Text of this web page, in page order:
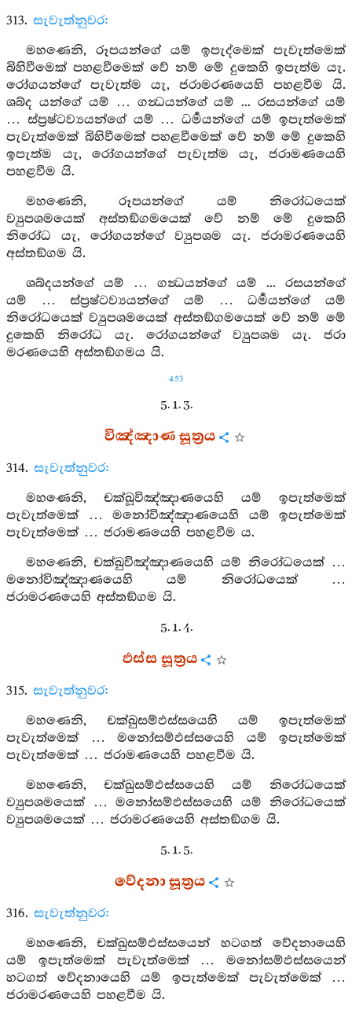
313. සැවැත්නුවර:
මහණෙනි, රූපයන්ගේ යම් ඉපැද්මෙක් පැවැත්මෙක්
බිහිවීමෙක් පහළවීමෙක් වේ නම් මේ දුකෙහි ඉපැත්ම යැ.
රෝගයන්ගේ පැවැත්ම යැ, ජරාමරණයෙහි පහළවීම යි.
ශබ්ද යන්ගේ යම් … ගන්‍ධයන්ගේ යම් ... රසයන්ගේ යම්
… ස්ප්‍රෂ්ටව්‍යයන්ගේ යම් … ධර්‍මයන්ගේ යම් ඉපැත්මෙක්
පැවැත්මෙක් බිහිවීමෙක් පහළවීමෙක් වේ නම් මේ දුකෙහි
ඉපැත්ම යැ, රෝගයන්ගේ පැවැත්ම යැ, ජරාමණයෙහි
පහළවීම යි.
මහණෙනි, රූපයන්ගේ යම් නිරෝධයෙක්
ව්‍යුපශමයෙක් අස්තඞ්ගමයෙක් වේ නම් මේ දුකෙහි
නිරෝධ යැ, රෝගයන්ගේ ව්‍යුපශම යැ. ජරාමරණයෙහි
අස්තඞ්ගම යි.
ශබ්දයන්ගේ යම් … ගන්‍ධයන්ගේ යම් ... රසයන්ගේ
යම් … ස්ප්‍රෂ්ටව්‍යයන්ගේ යම් … ධර්‍මයන්ගේ යම්
නිරෝධයෙක් ව්‍යුපශමයෙක් අස්තඞ්ගමයෙක් වේ නම් මේ
දුකෙහි නිරෝධ යැ. රෝගයන්ගේ ව්‍යුපශම යැ. ජරා
මරණයෙහි අස්තඞ්ගමය යි.
453
5. 1. 3.
විඤ්ඤාණ සූත්‍රය
314. සැවැත්නුවර:
මහණෙනි, චක්ඛූවිඤ්ඤාණයෙහි යම් ඉපැත්මෙක්
පැවැත්මෙක් … මනෝවිඤ්ඤාණයෙහි යම් ඉපැත්මෙක්
පැවැත්මෙක් … ජරාමණයෙහි පහළවීම ය.
මහණෙනි, චක්ඛුවිඤ්ඤාණයෙහි යම් නිරෝධයෙක් …
මනෝවිඤ්ඤාණයෙහි යම් නිරෝධයෙක් …
ජරාමරණයෙහි අස්තඞ්ගම යි.
5. 1. 4.
ඵස්ස සූත්‍රය
315. සැවැත්නුවර:
මහණෙනි, චක්ඛුසම්ඵස්සයෙහි යම් ඉපැත්මෙක්
පැවැත්මෙක් … මනෝසම්ඵස්සයෙහි යම් ඉපැත්මෙක්
පැවැත්මෙක් … ජරාමණයෙහි පහළවීම යි.
මහණෙනි, චක්ඛුසම්ඵස්සයෙහි යම් නිරෝධයෙක්
ව්‍යුපශමයෙක් … මනෝසම්ඵස්සයෙහි යම් නිරෝධයෙක්
ව්‍යුපශමයෙක් … ජරාමරණයෙහි අස්තඞ්ගම යි.
5. 1. 5.
වේදනා සූත්‍රය
316. සැවැත්නුවර:
මහණෙනි, චක්ඛුසම්ඵස්සයෙන් හටගත් වේදනායෙහි
යම් ඉපැත්මෙක් පැවැත්මෙක් … මනෝසම්ඵස්සයෙන්
හටගත් වේදනායෙහි යම් ඉපැත්මෙක් පැවැත්මෙක් …
ජරාමරණයෙහි පහළවීම යි.